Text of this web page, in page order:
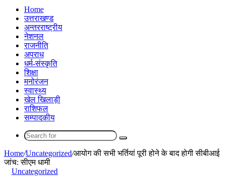
Home
उत्तराखण्ड
अन्तरराष्ट्रीय
नेशनल
राजनीति
अपराध
धर्म-संस्कृति
शिक्षा
मनोरंजन
स्वास्थ्य
खेल खिलाड़ी
राशिफल
सम्पादकीय
Search
for
Home/Uncategorized/आयोग की सभी भर्तियां पूरी होने के बाद होगी सीबीआई
जांच: सीएम धामी
Uncategorized